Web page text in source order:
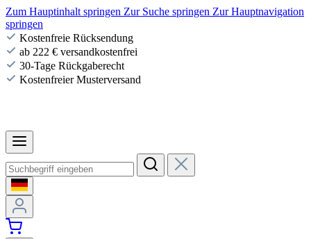
Zum Hauptinhalt springen Zur Suche springen Zur Hauptnavigation
springen
Kostenfreie Rücksendung
ab 222 € versandkostenfrei
30-Tage Rückgaberecht
Kostenfreier Musterversand